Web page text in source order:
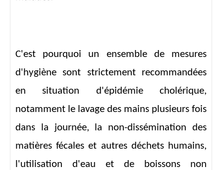
C'est pourquoi un ensemble de mesures
d'hygiène sont strictement recommandées
en situation d'épidémie cholérique,
notamment le lavage des mains plusieurs fois
dans la journée, la non-dissémination des
matières fécales et autres déchets humains,
l'utilisation d'eau et de boissons non